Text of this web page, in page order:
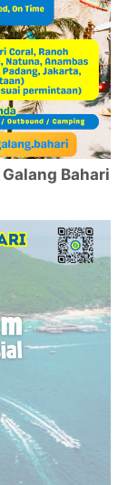
Bahari